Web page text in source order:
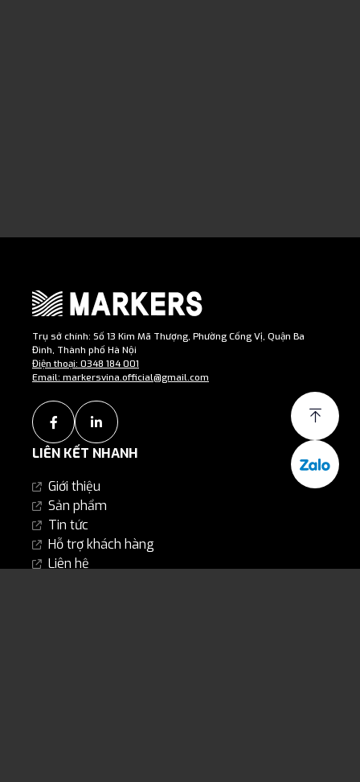
Trụ sở chính: Số 13 Kim Mã Thượng, Phường Cống Vị, Quận Ba
Đình, Thành phố Hà Nội
Điện thoại: 0348 184 001
Email: markersvina.official@gmail.com
LIÊN KẾT NHANH
Giới thiệu
Sản phẩm
Tin tức
Hỗ trợ khách hàng
Liên hệ